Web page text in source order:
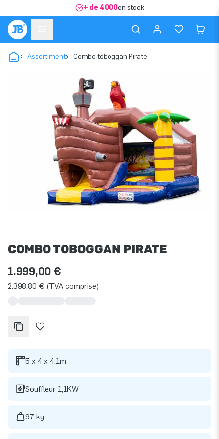
+ de 4000en stock
Assortiment Combo toboggan Pirate
COMBO TOBOGGAN PIRATE
1.999,00 €
2.398,80 € (TVA comprise)
5 x 4 x 4.1m
Souffleur 1,1KW
97 kg